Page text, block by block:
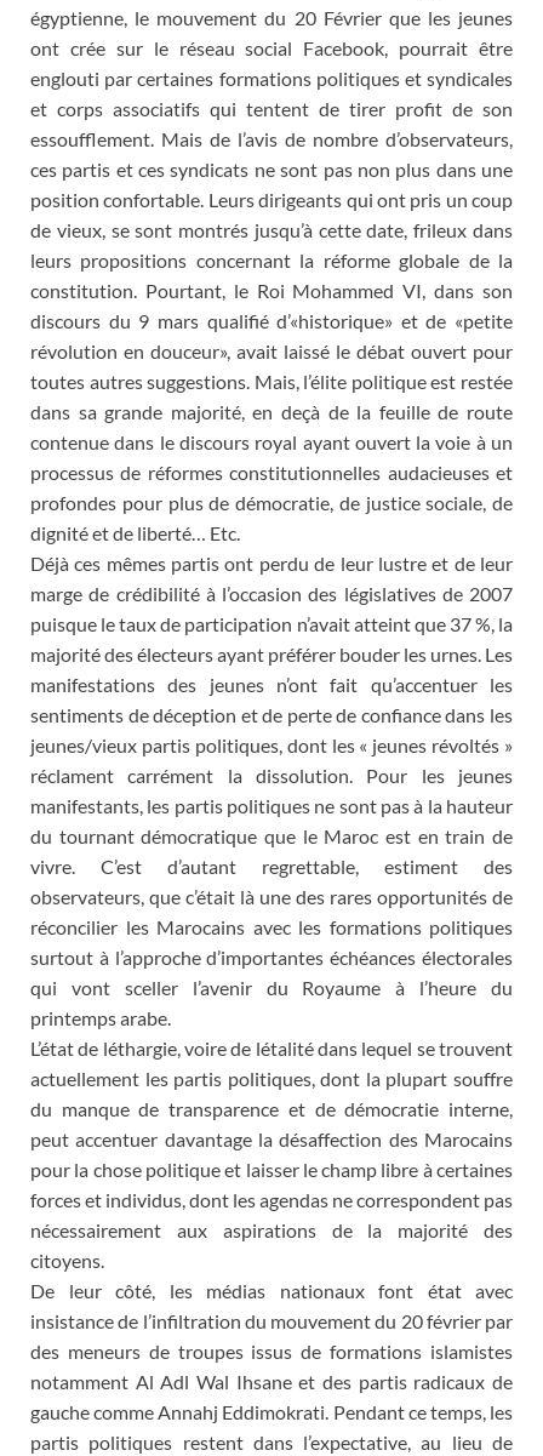
égyptienne, le mouvement du 20 Février que les jeunes
ont crée sur le réseau social Facebook, pourrait être
englouti par certaines formations politiques et syndicales
et corps associatifs qui tentent de tirer profit de son
essoufflement. Mais de l’avis de nombre d’observateurs,
ces partis et ces syndicats ne sont pas non plus dans une
position confortable. Leurs dirigeants qui ont pris un coup
de vieux, se sont montrés jusqu’à cette date, frileux dans
leurs propositions concernant la réforme globale de la
constitution. Pourtant, le Roi Mohammed VI, dans son
discours du 9 mars qualifié d’«historique» et de «petite
révolution en douceur», avait laissé le débat ouvert pour
toutes autres suggestions. Mais, l’élite politique est restée
dans sa grande majorité, en deçà de la feuille de route
contenue dans le discours royal ayant ouvert la voie à un
processus de réformes constitutionnelles audacieuses et
profondes pour plus de démocratie, de justice sociale, de
dignité et de liberté… Etc.
Déjà ces mêmes partis ont perdu de leur lustre et de leur
marge de crédibilité à l’occasion des législatives de 2007
puisque le taux de participation n’avait atteint que 37 %, la
majorité des électeurs ayant préférer bouder les urnes. Les
manifestations des jeunes n’ont fait qu’accentuer les
sentiments de déception et de perte de confiance dans les
jeunes/vieux partis politiques, dont les « jeunes révoltés »
réclament carrément la dissolution. Pour les jeunes
manifestants, les partis politiques ne sont pas à la hauteur
du tournant démocratique que le Maroc est en train de
vivre. C’est d’autant regrettable, estiment des
observateurs, que c’était là une des rares opportunités de
réconcilier les Marocains avec les formations politiques
surtout à l’approche d’importantes échéances électorales
qui vont sceller l’avenir du Royaume à l’heure du
printemps arabe.
L’état de léthargie, voire de létalité dans lequel se trouvent
actuellement les partis politiques, dont la plupart souffre
du manque de transparence et de démocratie interne,
peut accentuer davantage la désaffection des Marocains
pour la chose politique et laisser le champ libre à certaines
forces et individus, dont les agendas ne correspondent pas
nécessairement aux aspirations de la majorité des
citoyens.
De leur côté, les médias nationaux font état avec
insistance de l’infiltration du mouvement du 20 février par
des meneurs de troupes issus de formations islamistes
notamment Al Adl Wal Ihsane et des partis radicaux de
gauche comme Annahj Eddimokrati. Pendant ce temps, les
partis politiques restent dans l’expectative, au lieu de